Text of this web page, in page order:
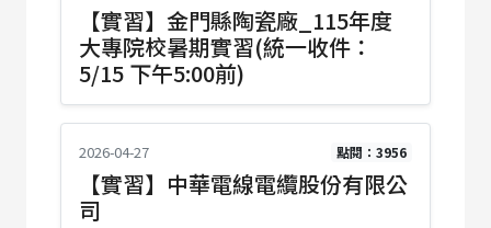
【實習】金門縣陶瓷廠_115年度
大專院校暑期實習(統一收件：
5/15 下午5:00前)
2026-04-27 點閱：3956
【實習】中華電線電纜股份有限公
司